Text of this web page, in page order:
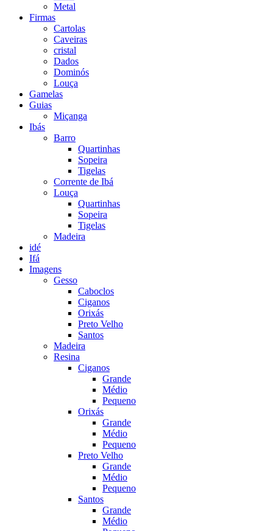
Metal
Firmas
Cartolas
Caveiras
cristal
Dados
Dominós
Louça
Gamelas
Guias
Miçanga
Ibás
Barro
Quartinhas
Sopeira
Tigelas
Corrente de Ibá
Louça
Quartinhas
Sopeira
Tigelas
Madeira
idé
Ifá
Imagens
Gesso
Caboclos
Ciganos
Orixás
Preto Velho
Santos
Madeira
Resina
Ciganos
Grande
Médio
Pequeno
Orixás
Grande
Médio
Pequeno
Preto Velho
Grande
Médio
Pequeno
Santos
Grande
Médio